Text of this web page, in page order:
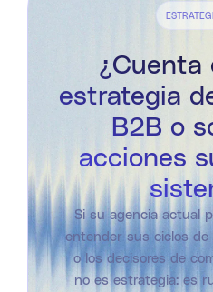
¿Cuenta
estrategia
B2B o
acciones
Si su agencia actual
entender sus ciclos
o los decisores de
no es estrategia: es